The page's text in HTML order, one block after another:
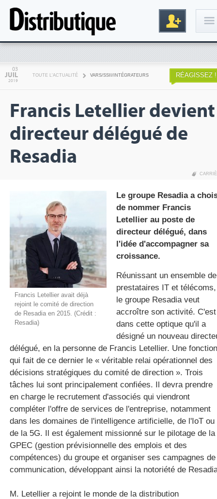
03
JUIL
2019
TOUTE L'ACTUALITÉ VARS/SSII/INTÉGRATEURS RÉAGISSEZ !
Francis Letellier devient
directeur délégué de
Resadia
Francis Letellier avait déjà
rejoint le comité de direction
de Resadia en 2015. (Crédit :
Resadia)
Le groupe Resadia a
de nommer Francis
Letellier au poste de
directeur délégué, dans
l'idée d'accompagner sa
croissance.
Réunissant un ensemble de
prestataires IT et télécoms,
le groupe Resadia veut
accroître son activité. C'est
dans cette optique qu'il a
désigné un nouveau
délégué, en la personne de Francis Letellier. Une fonction
qui fait de ce dernier le « véritable relai opérationnel des
décisions stratégiques du comité de direction ». Trois
tâches lui sont principalement confiées. Il devra prendre
en charge le recrutement d'associés qui viendront
compléter l'offre de services de l'entreprise, notamment
dans les domaines de l'intelligence artificielle, de l'IoT ou
de la 5G. Il est également missionné sur le pilotage de la
GPEC (gestion prévisionnelle des emplois et des
compétences) du groupe et organiser ses campagnes de
communication, développant ainsi la notoriété de
M. Letellier a rejoint le monde de la distribution